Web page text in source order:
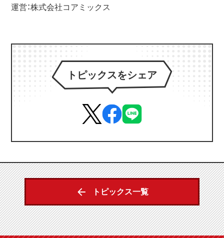
運営：株式会社コアミックス
トピックスをシェア
トピックス一覧